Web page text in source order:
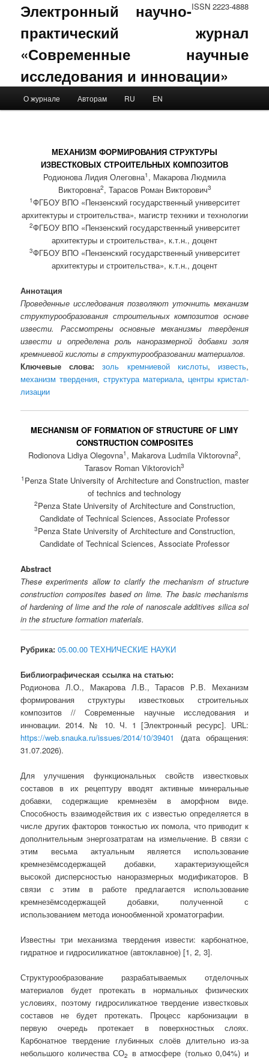
ISSN 2223-4888
Электронный научно-
практический журнал
«Современные научные
исследования и инновации»
Skip to primary content
Skip to secondary content
О журнале Авторам RU EN
МЕХАНИЗМ ФОРМИРОВАНИЯ СТРУКТУРЫ
ИЗВЕСТКОВЫХ СТРОИТЕЛЬНЫХ КОМПОЗИТОВ
Родионова Лидия Олеговна1 , Макарова Людмила
Викторовна2, Тарасов Роман Викторович3
1ФГБОУ ВПО «Пензенский государственный университет
архитектуры и строительства», магистр техники и технологии
2ФГБОУ ВПО «Пензенский государственный университет
архитектуры и строительства», к.т.н., доцент
3ФГБОУ ВПО «Пензенский государственный университет
архитектуры и строительства», к.т.н., доцент
Аннотация
Проведенные исследования позволяют уточнить механизм
структурообразования строительных композитов основе
извести. Рассмотрены основные механизмы твердения
извести и определена роль наноразмерной добавки золя
кремниевой кислоты в структурообразовании материалов.
Ключевые слова:
золь кремниевой кислоты, известь,
механизм твердения,структура материала, центры кристал-
лизации
MECHANISM OF FORMATION OF STRUCTURE OF LIMY
CONSTRUCTION COMPOSITES
Rodionova Lidiya Olegovna1 , Makarova Ludmila Viktorovna2,
Tarasov Roman Viktorovich3
1 Penza State University of Architecture and Construction, master
of technics and technology
2Penza State University of Architecture and Construction,
Candidate of Technical Sciences, Associate Professor
3Penza State University of Architecture and Construction,
Candidate of Technical Sciences, Associate Professor
Abstract
These experiments allow to clarify the mechanism of structure
construction composites based on lime. The basic mechanisms
of hardening of lime and the role of nanoscale additives silica sol
in the structure formation materials.
Рубрика: 05.00.00 ТЕХНИЧЕСКИЕ НАУКИ
Библиографическая ссылка на статью:
Родионова Л.О., Макарова Л.В., Тарасов Р.В. Механизм
формирования структуры известковых строительных
композитов // Современные научные исследования и
инновации. 2014. № 10. Ч. 1 [Электронный ресурс]. URL:
https://web.snauka.ru/issues/2014/10/39401
(дата обращения:
31.07.2026).
Для улучшения функциональных свойств известковых
составов в их рецептуру вводят активные минеральные
добавки, содержащие кремнезём в аморфном виде.
Способность взаимодействия их с известью определяется в
числе других факторов тонкостью их помола, что приводит к
дополнительным энергозатратам на измельчение. В связи с
этим весьма актуальным является использование
кремнезёмсодержащей добавки, характеризующейся
высокой дисперсностью наноразмерных модификаторов. В
связи с этим в работе предлагается использование
кремнезёмсодержащей добавки, полученной с
использованием метода ионообменной хроматографии.
Известны три механизма твердения извести: карбонатное,
гидратное и гидросиликатное (автоклавное) [1, 2, 3].
Структурообразование разрабатываемых отделочных
материалов будет протекать в нормальных физических
условиях, поэтому гидросиликатное твердение известковых
составов не будет протекать. Процесс карбонизации в
первую очередь протекает в поверхностных слоях.
Карбонатное твердение глубинных слоёв длительно из-за
небольшого количества СО2
в атмосфере (только 0,04%) и